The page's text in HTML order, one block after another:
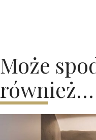
Może
również…